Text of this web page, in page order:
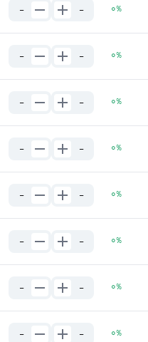
0%
-
-
0%
-
-
0%
-
-
0%
-
-
0%
-
-
0%
-
-
0%
-
-
0%
-
-